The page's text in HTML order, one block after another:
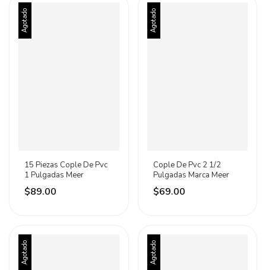
Agotado
15 Piezas Cople De Pvc
1 Pulgadas Meer
$89.00
Agotado
Cople De Pvc 2 1/2
Pulgadas Marca Meer
$69.00
Agotado Agotado